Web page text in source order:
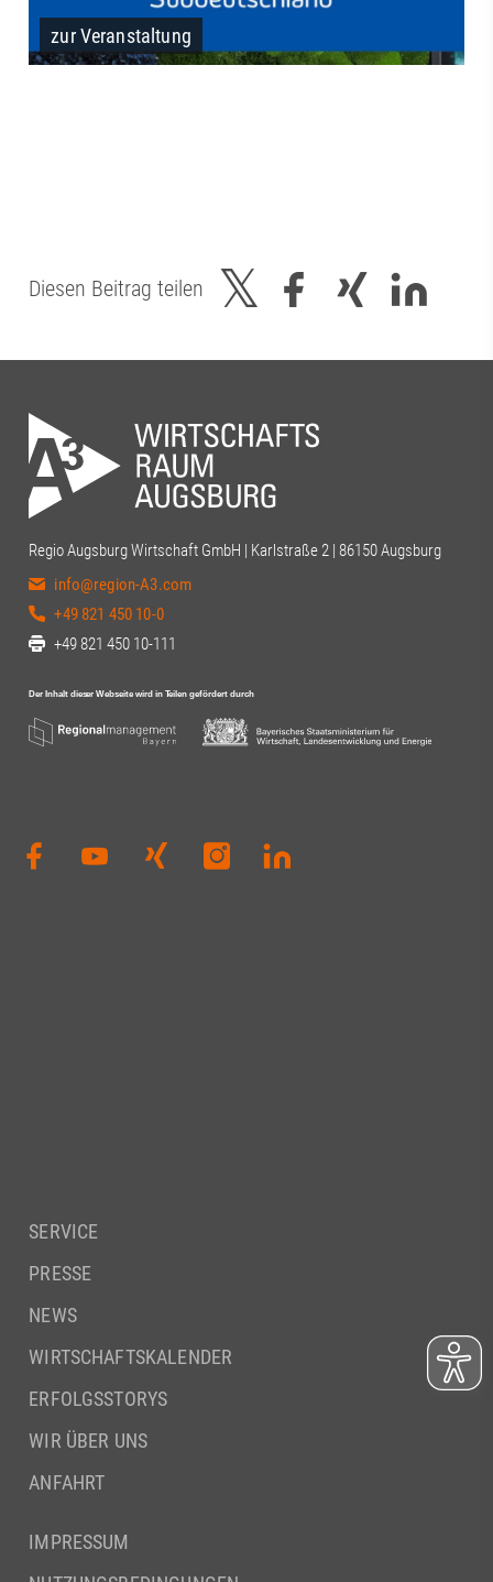
zur Veranstaltung
Diesen Beitrag teilen
Regio Augsburg Wirtschaft GmbH | Karlstraße 2 | 86150 Augsburg
info@region-A3.com
+49 821 450 10-0
+49 821 450 10-111
SERVICE
PRESSE
NEWS
WIRTSCHAFTSKALENDER
ERFOLGSSTORYS
WIR ÜBER UNS
ANFAHRT
IMPRESSUM